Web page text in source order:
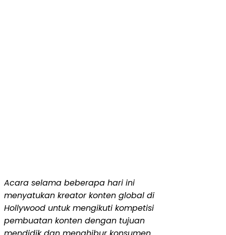
Acara selama beberapa hari ini
menyatukan kreator konten global di
Hollywood untuk mengikuti kompetisi
pembuatan konten dengan tujuan